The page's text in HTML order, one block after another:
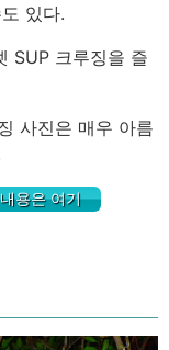
있다.
SUP 크루징을 즐
사진은 매우 아름
용은 여기